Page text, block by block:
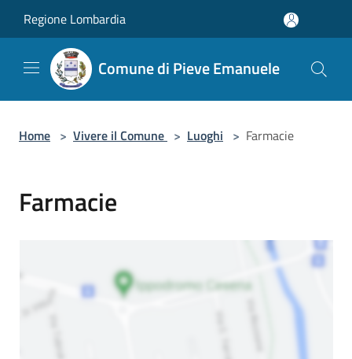
Regione Lombardia
Comune di Pieve Emanuele
Home > Vivere il Comune > Luoghi > Farmacie
Farmacie